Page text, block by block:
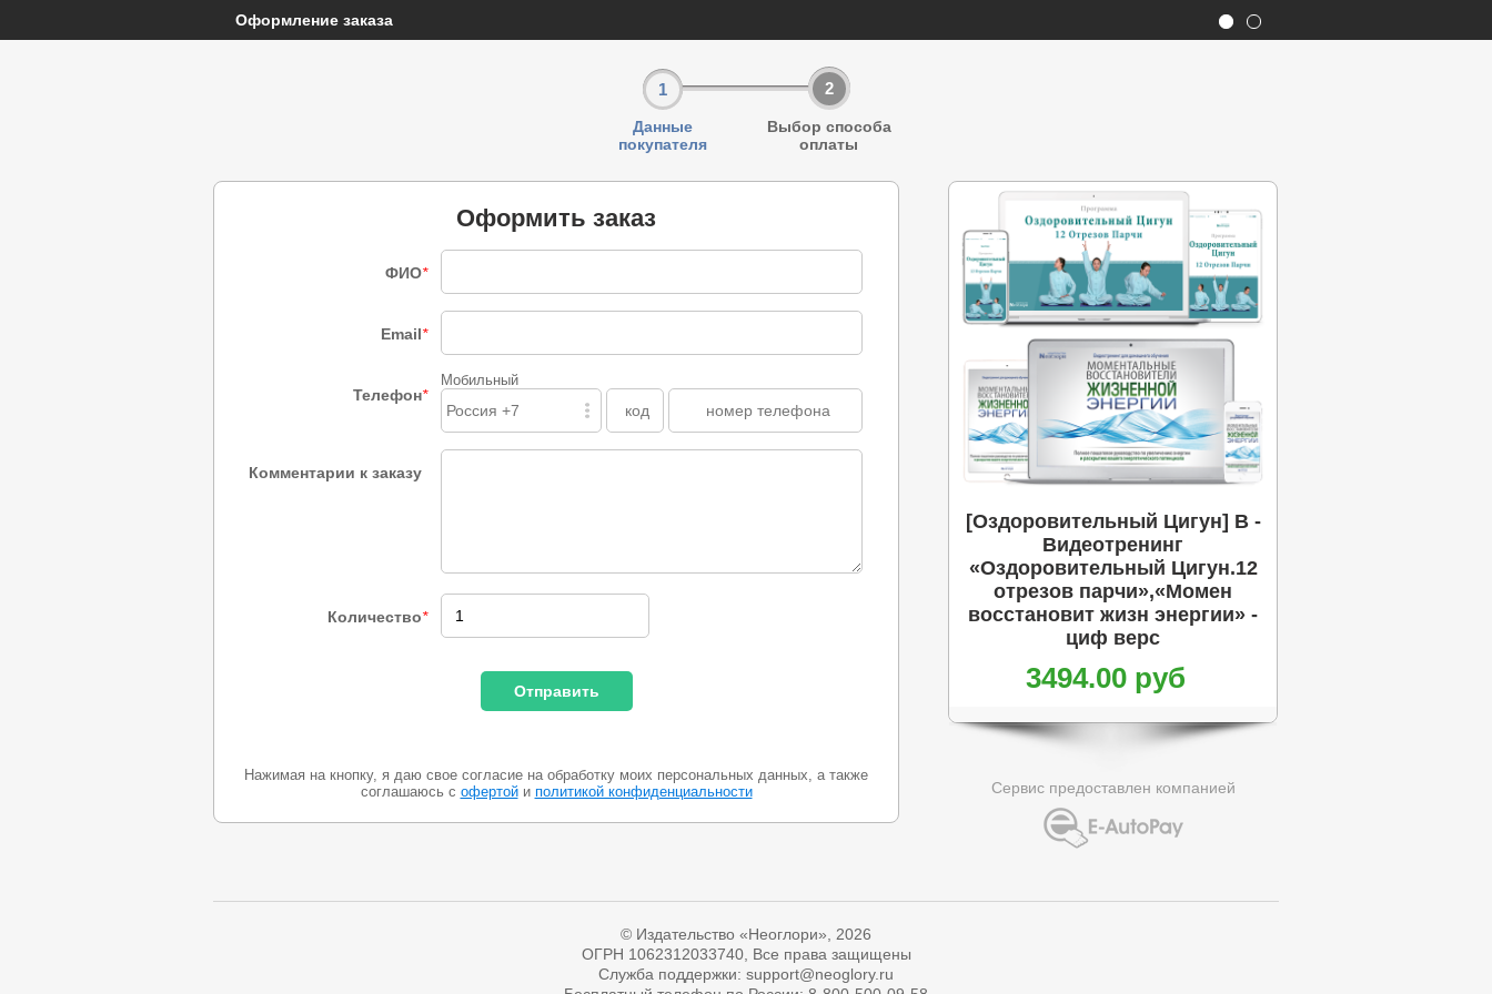
Оформление заказа
1
Данные
покупателя
2
Выбор способа
оплаты
Оформить заказ
ФИО*
Email*
Телефон*
Мобильный
Россия +7
Комментарии к заказу
Количество*
Нажимая на кнопку, я даю свое согласие на обработку моих персональных данных, а также
соглашаюсь с офертойи политикой конфиденциальности
[Оздоровительный Цигун] B -
Видеотренинг
«Оздоровительный Цигун.12
отрезов парчи»,«Момен
восстановит жизн энергии» -
циф верс
3494.00 руб
Сервис предоставлен компанией
© Издательство «Неоглори», 2026
ОГРН 1062312033740, Все права защищены
Служба поддержки: support@neoglory.ru